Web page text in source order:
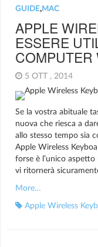
GUIDE,MAC
APPLE
ESSERE
COMPUTER
5 OTT , 2014
Se la vostra abituale
nuova che riesca a
allo stesso tempo sia
Apple Wireless
forse è l’unico
vi ritornerà
More…
Apple Wireless